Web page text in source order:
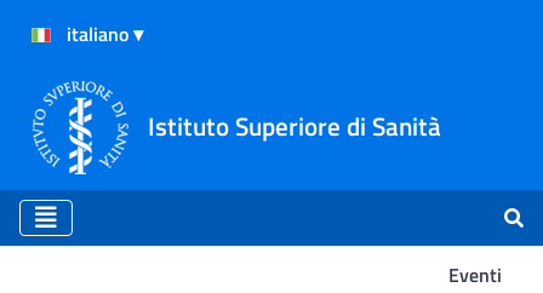
Istituto Superiore di Sanità
Eventi